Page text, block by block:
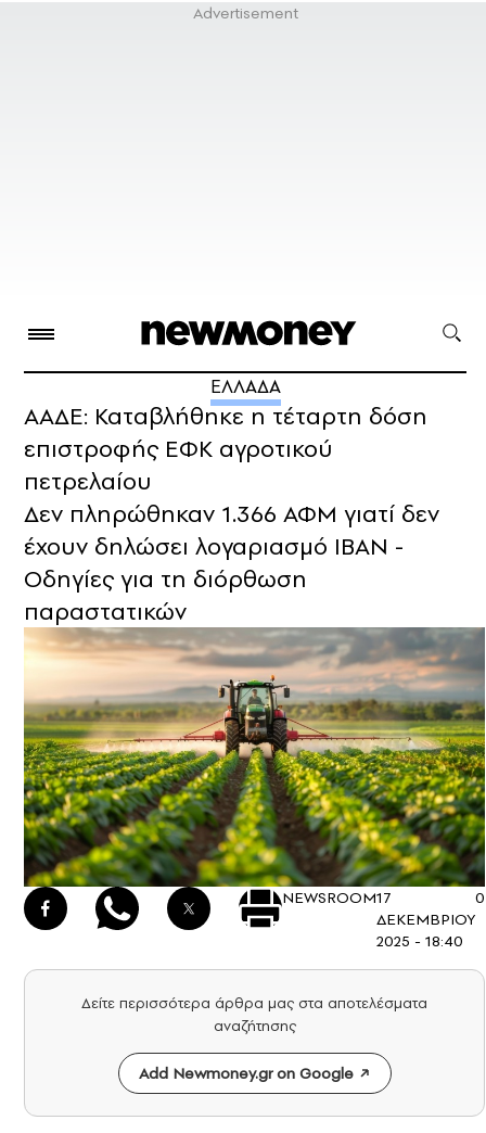
ΕΛΛΑΔΑ
ΑΑΔΕ: Καταβλήθηκε η τέταρτη δόση
επιστροφής ΕΦΚ αγροτικού
πετρελαίου
Δεν πληρώθηκαν 1.366 ΑΦΜ γιατί δεν
έχουν δηλώσει λογαριασμό ΙΒΑΝ -
Οδηγίες για τη διόρθωση
παραστατικών
NEWSROOM17
ΔΕΚΕΜΒΡΙΟΥ
2025 - 18:40
0
Δείτε περισσότερα άρθρα μας στα αποτελέσματα
αναζήτησης
Add Newmoney.gr on Google